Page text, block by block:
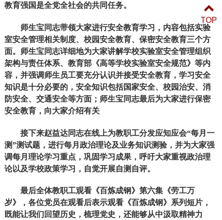
教育强国是全党全社会的共同任务。
师生宝同志带领大家进行安全教育学习，内容包括实验
室安全管理相关制度、校园安全教育、保密安全教育三个方
面。师生宝同志详细地为大家讲解学校实验室安全管理组织
架构与责任体系、教育部《高等学校实验室安全规范》等内
容，并强调师生员工要充分认识并接受安全教育，学习安全
知识是十分必要的，安全知识包括国家安全、校园治安、消
防安全、交通安全等方面；师生宝同志最后为大家进行保密
安全教育，向大家介绍有关
接下来赵益达同志在线上为教职工分发应知应会“每月一
测”测试题，进行每月政治理论及业务知识测验，并为大家强
调每月理论学习重点，巩固学习成果，呼吁大家重视政治理
论以及学校政策学习，自觉开展自测自评。
最后全体教职工观看《百炼成钢》第六集《劳工万
岁》，各位党员在观看后表示观看《百炼成钢》系列短片，
既能让我们回望历史，梳理党史，还能够从中汲取精神力
TOP